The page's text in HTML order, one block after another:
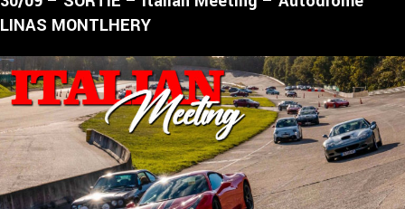
LINAS MONTLHERY